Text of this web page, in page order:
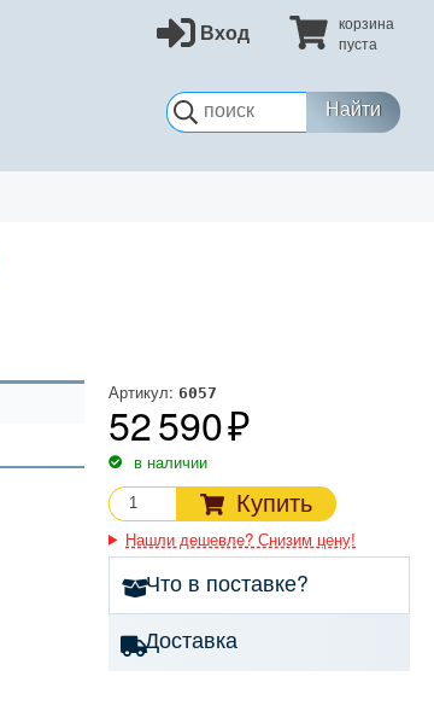
Найти
Вход
корзина
пуста
Артикул: 6057
52 590
в наличии
Купить
Нашли дешевле? Снизим цену!
Что в поставке?
Доставка